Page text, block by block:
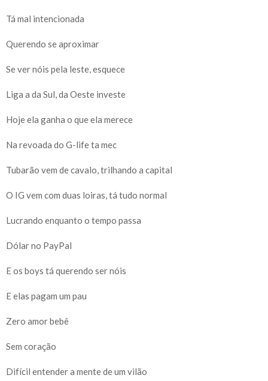
Tá mal intencionada
Querendo se aproximar
Se ver nóis pela leste, esquece
Liga a da Sul, da Oeste investe
Hoje ela ganha o que ela merece
Na revoada do G-life ta mec
Tubarão vem de cavalo, trilhando a capital
O IG vem com duas loiras, tá tudo normal
Lucrando enquanto o tempo passa
Dólar no PayPal
E os boys tá querendo ser nóis
E elas pagam um pau
Zero amor bebê
Sem coração
Difícil entender a mente de um vilão